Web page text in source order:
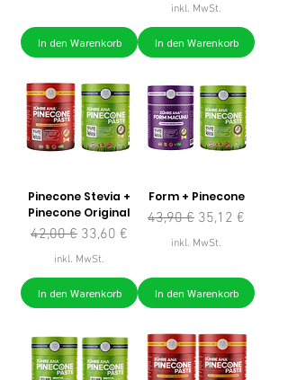
In den Warenkorb
inkl. MwSt.
In den Warenkorb
Pinecone Stevia +
Pinecone Original
Standardpreis
42,00 € Sale-Preis
33,60 €
inkl. MwSt.
In den Warenkorb
Form + Pinecone
Standardpreis
43,90 € Sale-Preis
35,12 €
inkl. MwSt.
In den Warenkorb